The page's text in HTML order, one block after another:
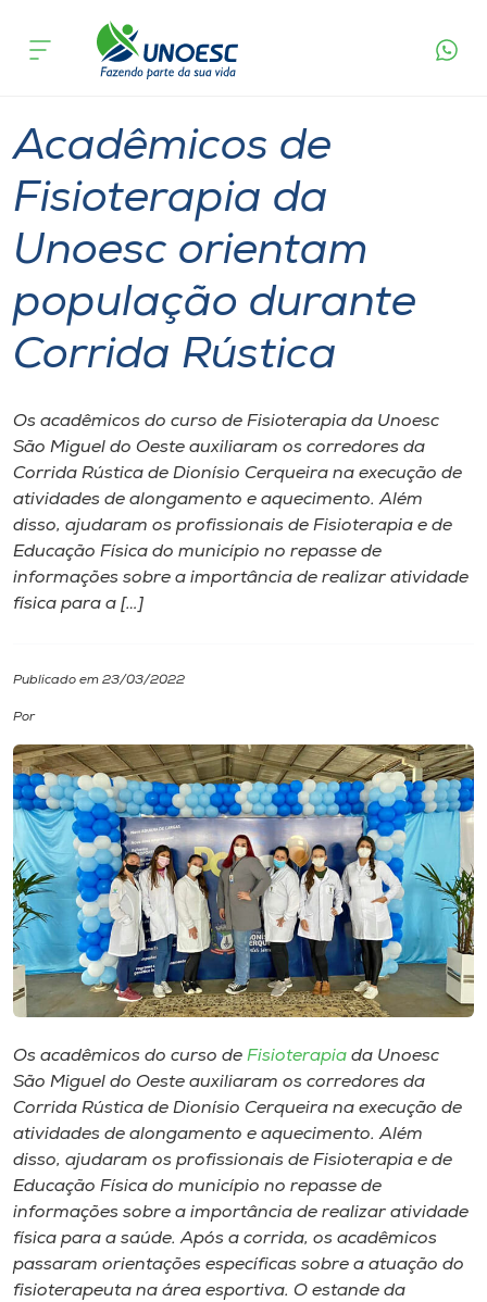
Cursos
Pesquisa
Atendimento ao Estudante
Portal de Ensino
Internacionalização
I.nova
Diplomados
Biblioteca
Editora
Rádio
Museu
Unoesc
Store
Selecione
o idioma
A+
acontece
Acadêmicos de
Fisioterapia da
Unoesc orientam
população durante
Corrida Rústica
Os acadêmicos do curso de Fisioterapia da Unoesc
São Miguel do Oeste auxiliaram os corredores da
Corrida Rústica de Dionísio Cerqueira na execução de
atividades de alongamento e aquecimento. Além
disso, ajudaram os profissionais de Fisioterapia e de
Educação Física do município no repasse de
informações sobre a importância de realizar atividade
física para a […]
Publicado em 23/03/2022
Por
Os acadêmicos do curso de Fisioterapia da Unoesc
São Miguel do Oeste auxiliaram os corredores da
Corrida Rústica de Dionísio Cerqueira na execução de
atividades de alongamento e aquecimento. Além
disso, ajudaram os profissionais de Fisioterapia e de
Educação Física do município no repasse de
informações sobre a importância de realizar atividade
física para a saúde. Após a corrida, os acadêmicos
passaram orientações específicas sobre a atuação do
fisioterapeuta na área esportiva. O estande da